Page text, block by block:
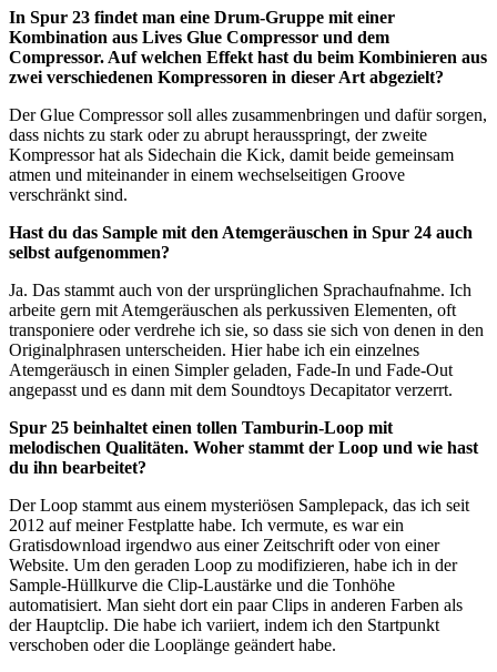
In Spur 23 findet man eine Drum-Gruppe mit einer
Kombination aus Lives Glue Compressor und dem
Compressor. Auf welchen Effekt hast du beim Kombinieren aus
zwei verschiedenen Kompressoren in dieser Art abgezielt?
Der Glue Compressor soll alles zusammenbringen und dafür sorgen,
dass nichts zu stark oder zu abrupt herausspringt, der zweite
Kompressor hat als Sidechain die Kick, damit beide gemeinsam
atmen und miteinander in einem wechselseitigen Groove
verschränkt sind.
Hast du das Sample mit den Atemgeräuschen in Spur 24 auch
selbst aufgenommen?
Ja. Das stammt auch von der ursprünglichen Sprachaufnahme. Ich
arbeite gern mit Atemgeräuschen als perkussiven Elementen, oft
transponiere oder verdrehe ich sie, so dass sie sich von denen in den
Originalphrasen unterscheiden. Hier habe ich ein einzelnes
Atemgeräusch in einen Simpler geladen, Fade-In und Fade-Out
angepasst und es dann mit dem Soundtoys Decapitator verzerrt.
Spur 25 beinhaltet einen tollen Tamburin-Loop mit
melodischen Qualitäten. Woher stammt der Loop und wie hast
du ihn bearbeitet?
Der Loop stammt aus einem mysteriösen Samplepack, das ich seit
2012 auf meiner Festplatte habe. Ich vermute, es war ein
Gratisdownload irgendwo aus einer Zeitschrift oder von einer
Website. Um den geraden Loop zu modifizieren, habe ich in der
Sample-Hüllkurve die Clip-Laustärke und die Tonhöhe
automatisiert. Man sieht dort ein paar Clips in anderen Farben als
der Hauptclip. Die habe ich variiert, indem ich den Startpunkt
verschoben oder die Looplänge geändert habe.